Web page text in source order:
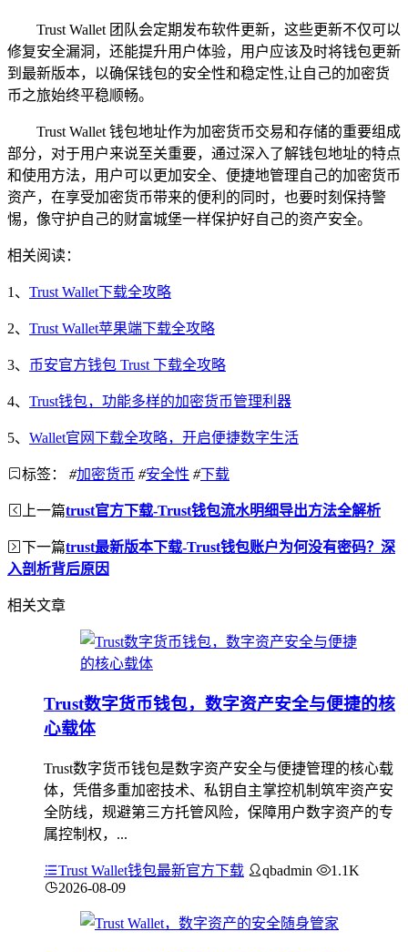
Trust Wallet 团队会定期发布软件更新，这些更新不仅可以
修复安全漏洞，还能提升用户体验，用户应该及时将钱包更新
到最新版本，以确保钱包的安全性和稳定性,让自己的加密货
币之旅始终平稳顺畅。
Trust Wallet 钱包地址作为加密货币交易和存储的重要组成
部分，对于用户来说至关重要，通过深入了解钱包地址的特点
和使用方法，用户可以更加安全、便捷地管理自己的加密货币
资产，在享受加密货币带来的便利的同时，也要时刻保持警
惕，像守护自己的财富城堡一样保护好自己的资产安全。
相关阅读：
1、 Trust Wallet下载全攻略
2、 Trust Wallet苹果端下载全攻略
3、 币安官方钱包 Trust 下载全攻略
4、 Trust钱包，功能多样的加密货币管理利器
5、 Wallet官网下载全攻略，开启便捷数字生活
标签： #加密货币 #安全性 #下载
上一篇trust官方下载-Trust钱包流水明细导出方法全解析
下一篇trust最新版本下载-Trust钱包账户为何没有密码？深
入剖析背后原因
相关文章
Trust数字货币钱包，数字资产安全与便捷的核
心载体
Trust数字货币钱包是数字资产安全与便捷管理的核心载
体，凭借多重加密技术、私钥自主掌控机制筑牢资产安
全防线，规避第三方托管风险，保障用户数字资产的专
属控制权，...
Trust Wallet钱包最新官方下载 qbadmin
1.1K
2026-08-09